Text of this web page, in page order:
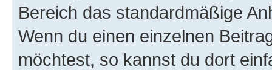
Bereich das standardmäßige
Wenn du einen einzelnen
möchtest, so kannst du dort